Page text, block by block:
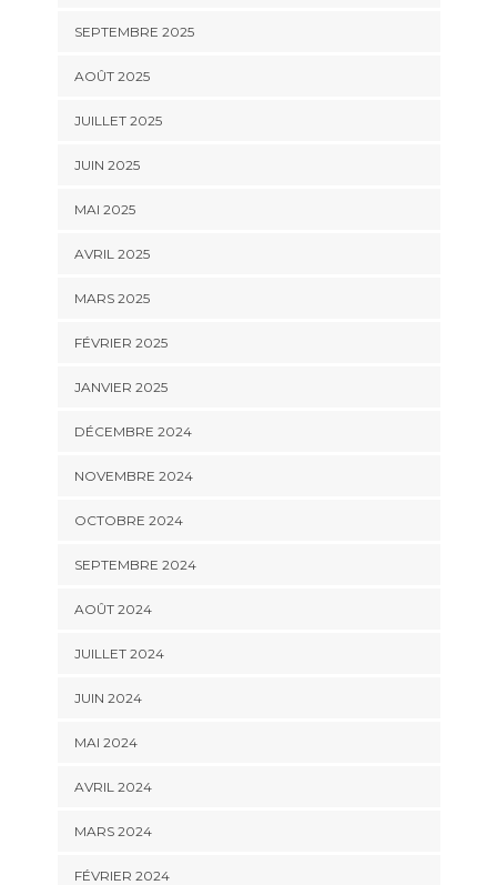
SEPTEMBRE 2025
AOÛT 2025
JUILLET 2025
JUIN 2025
MAI 2025
AVRIL 2025
MARS 2025
FÉVRIER 2025
JANVIER 2025
DÉCEMBRE 2024
NOVEMBRE 2024
OCTOBRE 2024
SEPTEMBRE 2024
AOÛT 2024
JUILLET 2024
JUIN 2024
MAI 2024
AVRIL 2024
MARS 2024
FÉVRIER 2024